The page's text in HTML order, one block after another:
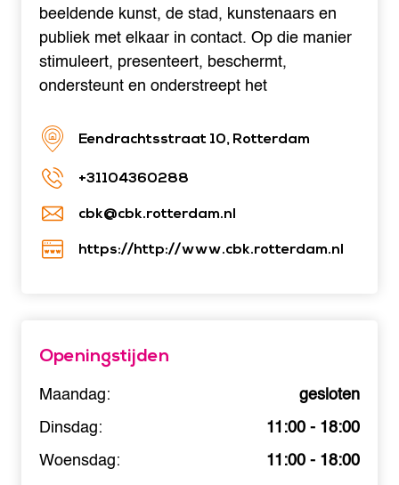
beeldende kunst, de stad, kunstenaars en
publiek met elkaar in contact. Op die manier
stimuleert, presenteert, beschermt,
ondersteunt en onderstreept het
Eendrachtsstraat 10, Rotterdam
+31104360288
cbk@cbk.rotterdam.nl
https://http://www.cbk.rotterdam.nl
Openingstijden
Maandag:
gesloten
Dinsdag:
11:00 - 18:00
Woensdag:
11:00 - 18:00